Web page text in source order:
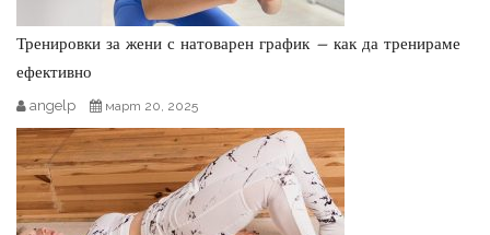
Тренировки за жени с натоварен график – как да тренираме
ефективно
angelp март 20, 2025